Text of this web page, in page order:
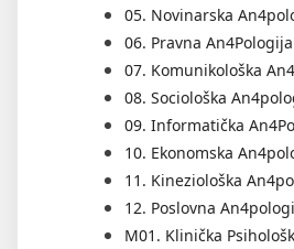
05. Novinarska
06. Pravna An4Pologija
07. Komunikološka
08. Sociološka
09. Informatička
10. Ekonomska
11. Kineziološka
12. Poslovna
M01. Klinička